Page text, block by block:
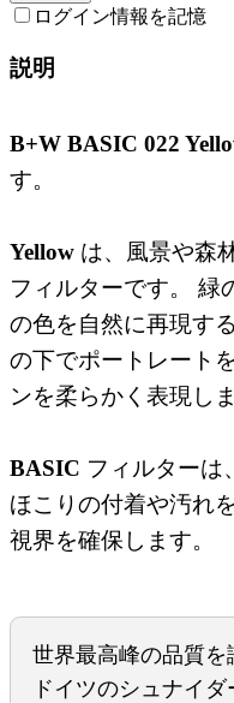
ログイン情報を記憶
説明
B+W BASIC 022
す。
Yellow は、風景や森
フィルターです。 緑
の色を自然に再現す
の下でポートレート
ンを柔らかく表現しま
BASIC フィルターは
ほこりの付着や汚れ
視界を確保します。
世界最高峰の品質を
ドイツのシュナイ